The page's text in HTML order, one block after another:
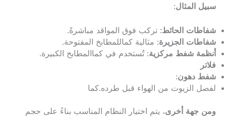
سبيل المثال:
شفاطات الحائط: تركب فوق المواقد مباشرةً.
شفاطات الجزيرة: مثالية كماللمطابخ المفتوحة.
أنظمة شفط مركزية: تُستخدم في كماالمطابخ الكبيرة.
فلاتر
شفط دهون:
لفصل الزيوت من الهواء قبل طرده.كما
ومن جهة أخرى، يتم اختيار النظام المناسب بناءً على حجم